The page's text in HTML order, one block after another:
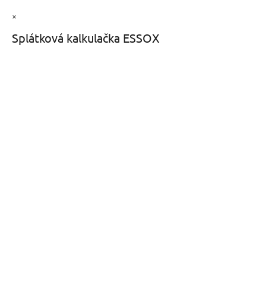
×
Splátková kalkulačka ESSOX